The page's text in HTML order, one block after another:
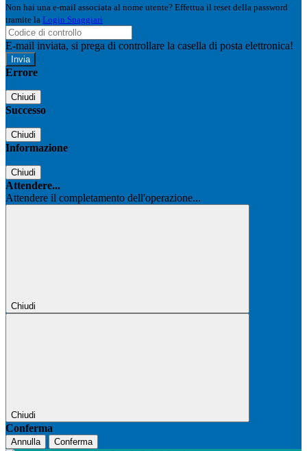
Non hai una e-mail associata al nome utente? Effettua il reset della password
tramite la Login Spaggiari
E-mail inviata, si prega di controllare la casella di posta elettronica!
Errore
Chiudi
Successo
Chiudi
Informazione
Chiudi
Attendere...
Attendere il completamento dell'operazione...
Chiudi
Chiudi
Conferma
Annulla Conferma